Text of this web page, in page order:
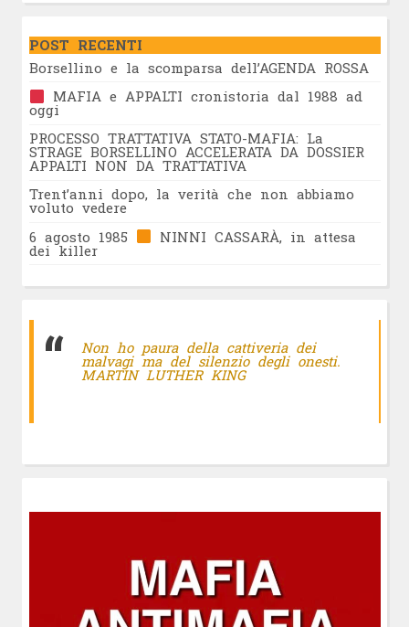
POST RECENTI
Borsellino e la scomparsa dell’AGENDA ROSSA
MAFIA e APPALTI cronistoria dal 1988 ad
oggi
PROCESSO TRATTATIVA STATO-MAFIA: La
STRAGE BORSELLINO ACCELERATA DA DOSSIER
APPALTI NON DA TRATTATIVA
Trent’anni dopo, la verità che non abbiamo
voluto vedere
6 agosto 1985
NINNI CASSARÀ, in attesa
dei killer
Non ho paura della cattiveria dei
malvagi ma del silenzio degli onesti.
MARTIN LUTHER KING